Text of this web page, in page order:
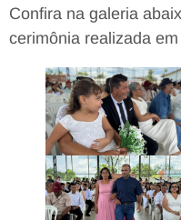
Confira na galeria
cerimônia realizada